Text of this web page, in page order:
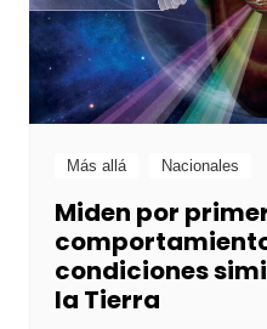
Más allá Nacionales
Miden por
condiciones
la Tierra